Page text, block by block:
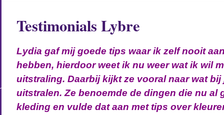
Testimonials Lybre
Lydia gaf mij goede tips waar ik zelf nooit
hebben, hierdoor weet ik nu weer wat ik wil
uitstraling. Daarbij kijkt ze vooral naar wat bij
uitstralen. Ze benoemde de dingen die nu al
kleding en vulde dat aan met tips over